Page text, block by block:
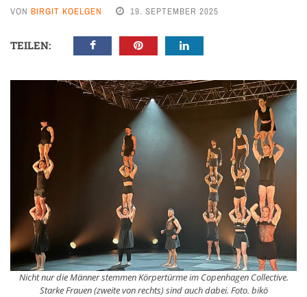
VON BIRGIT KOELGEN 19. SEPTEMBER 2025
TEILEN:
Nicht nur die Männer stemmen Körpertürme im Copenhagen Collective.
Starke Frauen (zweite von rechts) sind auch dabei. Foto. bikö